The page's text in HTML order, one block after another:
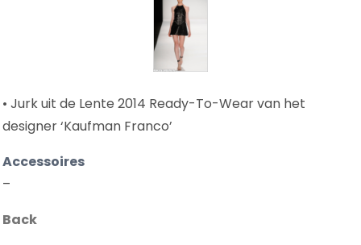
• Jurk uit de Lente 2014 Ready-To-Wear van het
designer ‘Kaufman Franco’
Accessoires
–
Back